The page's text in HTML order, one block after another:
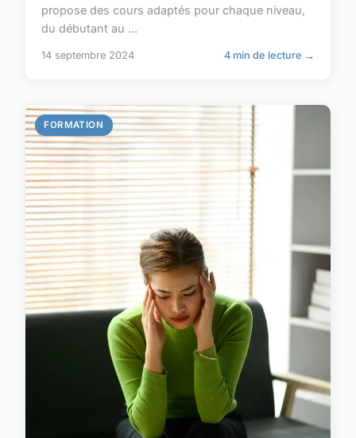
propose des cours adaptés pour chaque niveau,
du débutant au ...
14 septembre 2024 4 min de lecture →
FORMATION